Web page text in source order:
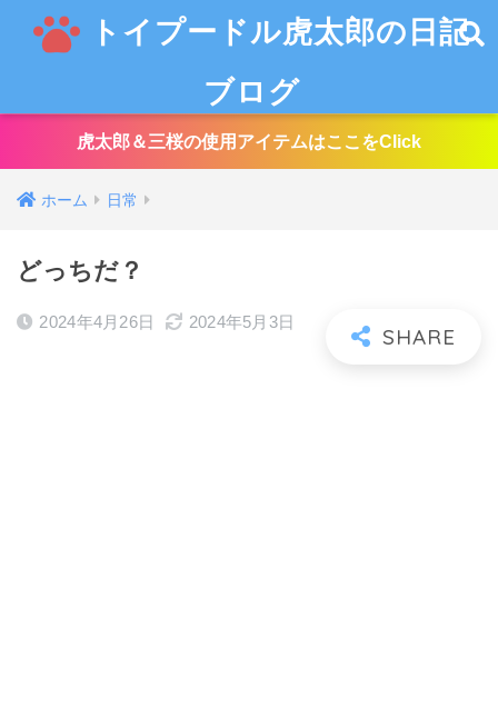
トイプードル虎太郎の日記
ブログ
虎太郎＆三桜の使用アイテムはここをClick
ホーム 日常
どっちだ？
2024年4月26日 2024年5月3日